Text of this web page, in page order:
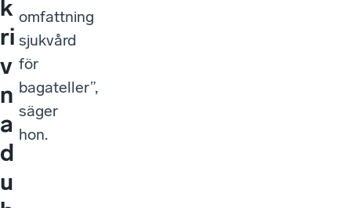
k
ri
v
n
a
d
u
omfattning
sjukvård
för
bagateller”,
säger
hon.